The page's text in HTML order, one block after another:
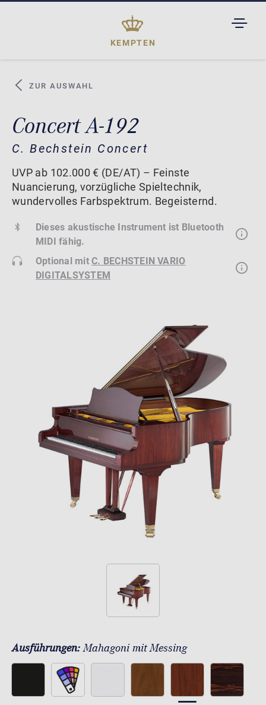
KEMPTEN
ZUR AUSWAHL
Concert A-192
C. Bechstein Concert
UVP ab 102.000 € (DE/AT) – Feinste
Nuancierung, vorzügliche Spieltechnik,
wundervolles Farbspektrum. Begeisternd.
Dieses akustische Instrument ist Bluetooth
MIDI fähig.
Optional mitC. BECHSTEIN VARIO
DIGITALSYSTEM
Ausführungen:Mahagoni mit Messing